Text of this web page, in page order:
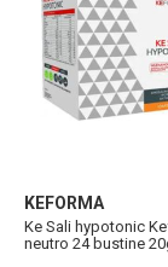
KEFORMA
Ke Sali hypotonic
neutro 24 bustine